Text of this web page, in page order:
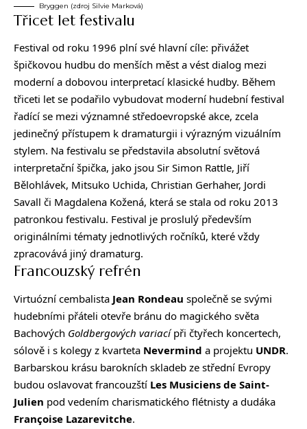
Bryggen (zdroj Silvie Marková)
Třicet let festivalu
Festival od roku 1996 plní své hlavní cíle: přivážet
špičkovou hudbu do menších měst a vést dialog mezi
moderní a dobovou interpretací klasické hudby. Během
třiceti let se podařilo vybudovat moderní hudební festival
řadící se mezi významné středoevropské akce, zcela
jedinečný přístupem k dramaturgii i výrazným vizuálním
stylem. Na festivalu se představila absolutní světová
interpretační špička, jako jsou Sir Simon Rattle, Jiří
Bělohlávek, Mitsuko Uchida, Christian Gerhaher, Jordi
Savall či Magdalena Kožená, která se stala od roku 2013
patronkou festivalu. Festival je proslulý především
originálními tématy jednotlivých ročníků, které vždy
zpracovává jiný dramaturg.
Francouzský refrén
Virtuózní cembalista Jean Rondeau společně se svými
hudebními přáteli otevře bránu do magického světa
Bachových Goldbergových variacípři čtyřech koncertech,
sólově i s kolegy z kvarteta Nevermind a projektu UNDR.
Barbarskou krásu barokních skladeb ze střední Evropy
budou oslavovat francouzští Les Musiciens de Saint-
Julien pod vedením charismatického flétnisty a dudáka
Françoise Lazarevitche.